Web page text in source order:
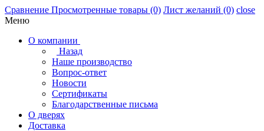
Сравнение Просмотренные товары (0) Лист желаний (0) close
Меню
О компании
Назад
Наше производство
Вопрос-ответ
Новости
Сертификаты
Благодарственные письма
О дверях
Доставка